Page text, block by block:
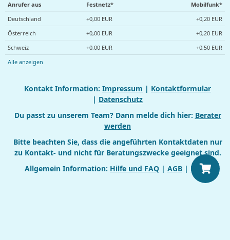
Anrufer aus Festnetz*
Mobilfunk*
Deutschland
+0,00 EUR
+0,20 EUR
Österreich
+0,00 EUR
+0,20 EUR
Schweiz
+0,00 EUR
+0,50 EUR
Alle anzeigen
Kontakt Information: Impressum | Kontaktformular
| Datenschutz
Du passt zu unserem Team? Dann melde dich hier: Berater
werden
Bitte beachten Sie, dass die angeführten Kontaktdaten nur
zu Kontakt- und nicht für Beratungszwecke geeignet sind.
Allgemein Information: Hilfe und FAQ | AGB | Login